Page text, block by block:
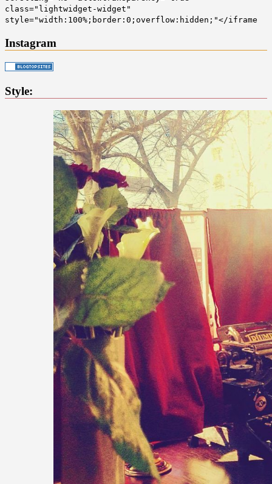
class="lightwidget-widget"
style="width:100%;border:0;overflow:hidden;"</iframe
Instagram
Style: